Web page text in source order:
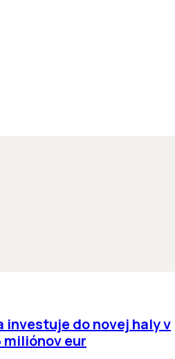
investuje do novej haly v
miliónov eur